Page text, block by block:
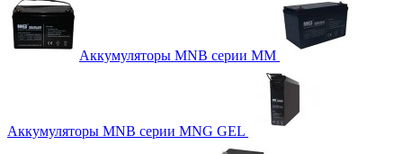
Аккумуляторы MNB серии MM
Аккумуляторы MNB серии MNG GEL